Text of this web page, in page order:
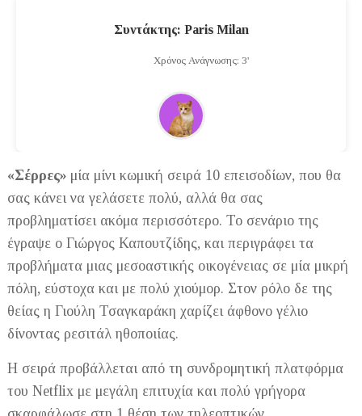
Συντάκτης: Paris Milan
Χρόνος Ανάγνωσης: 3'
«Σέρρες» μία μίνι κωμική σειρά 10 επεισοδίων, που θα
σας κάνει να γελάσετε πολύ, αλλά θα σας
προβληματίσει ακόμα περισσότερο. Το σενάριο της
έγραψε o Γιώργος Καπουτζίδης, και περιγράφει τα
προβλήματα μιας μεσοαστικής οικογένειας σε μία μικρή
πόλη, εύστοχα και με πολύ χιούμορ. Στον ρόλο δε της
θείας η Γιούλη Τσαγκαράκη χαρίζει άφθονο γέλιο
δίνοντας ρεσιτάλ ηθοποιίας.
Η σειρά προβάλλεται από τη συνδρομητική πλατφόρμα
του Netflix με μεγάλη επιτυχία και πολύ γρήγορα